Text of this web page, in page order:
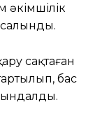
әкімшілік
сақтаған
бас